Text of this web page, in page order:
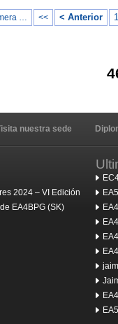
… << < Anterior
nuestra sede
2024 – VI Edición
EA4BPG (SK)